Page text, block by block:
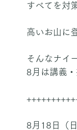
すべてを対
高いお山に
そんなナイ
8月は講義・
8月18日（